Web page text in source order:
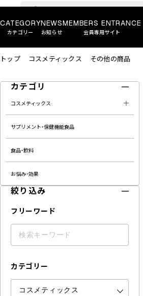
CATEGORY
カテゴリー
NEWS
お知らせ
MEMBERS ENTRANCE
会員専用サイト
トップ コスメティックス その他の商品
カテゴリ
コスメティックス
サプリメント・保健機能食品
食品・飲料
お悩み・効果
絞り込み
フリーワード
カテゴリー